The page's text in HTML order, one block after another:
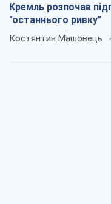
Кремль розпочав
"останнього ривку"
Костянтин Машовець